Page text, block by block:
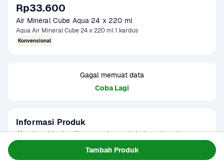
Tambah Produk
Rp33.600
Air Mineral Cube Aqua 24 x 220 ml
Aqua Air Mineral Cube 24 x 220 ml 1 kardus
Konvensional
Gagal memuat data
Coba Lagi
Informasi Produk
Air mineral berkualitas yang berasal dari sumber air
keseimbangan alami ekosistem sumber airnya sehingga